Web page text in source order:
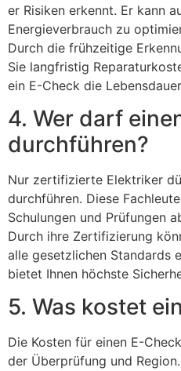
er Risiken erkennt. Er kann
Energieverbrauch zu
Durch die frühzeitige
Sie langfristig
ein E-Check die
4. Wer darf
durchführen?
Nur zertifizierte Elektriker
durchführen. Diese
Schulungen und Prüfungen
Durch ihre Zertifizierung
alle gesetzlichen Standards
bietet Ihnen höchste
5. Was kostet
Die Kosten für einen E-
der Überprüfung und